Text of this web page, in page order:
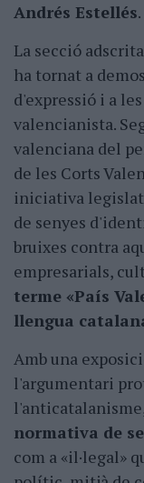
Andrés Estellés.
La secció
ha tornat a
d'expressió i a
valencianista.
valenciana del
de les Corts
iniciativa
de senyes
bruixes contra
empresarials,
terme «País
llengua
Amb una
l'argumentari
normativa de
com a «il·legal»